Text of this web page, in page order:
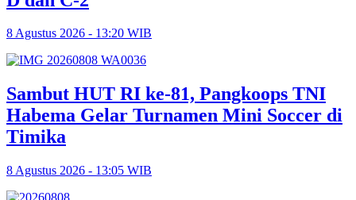
8 Agustus 2026 - 13:20 WIB
Sambut HUT RI ke-81, Pangkoops TNI
Habema Gelar Turnamen Mini Soccer di
Timika
8 Agustus 2026 - 13:05 WIB